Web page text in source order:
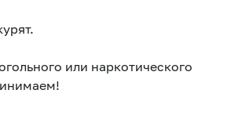
или наркотического